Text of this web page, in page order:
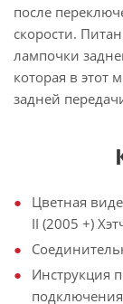
после
скорости.
лампочки
которая в этот
задней
Цветная
II (2005 +)
Инструкция